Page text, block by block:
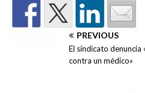
PREVIOUS
El sindicato denuncia
contra un médico»